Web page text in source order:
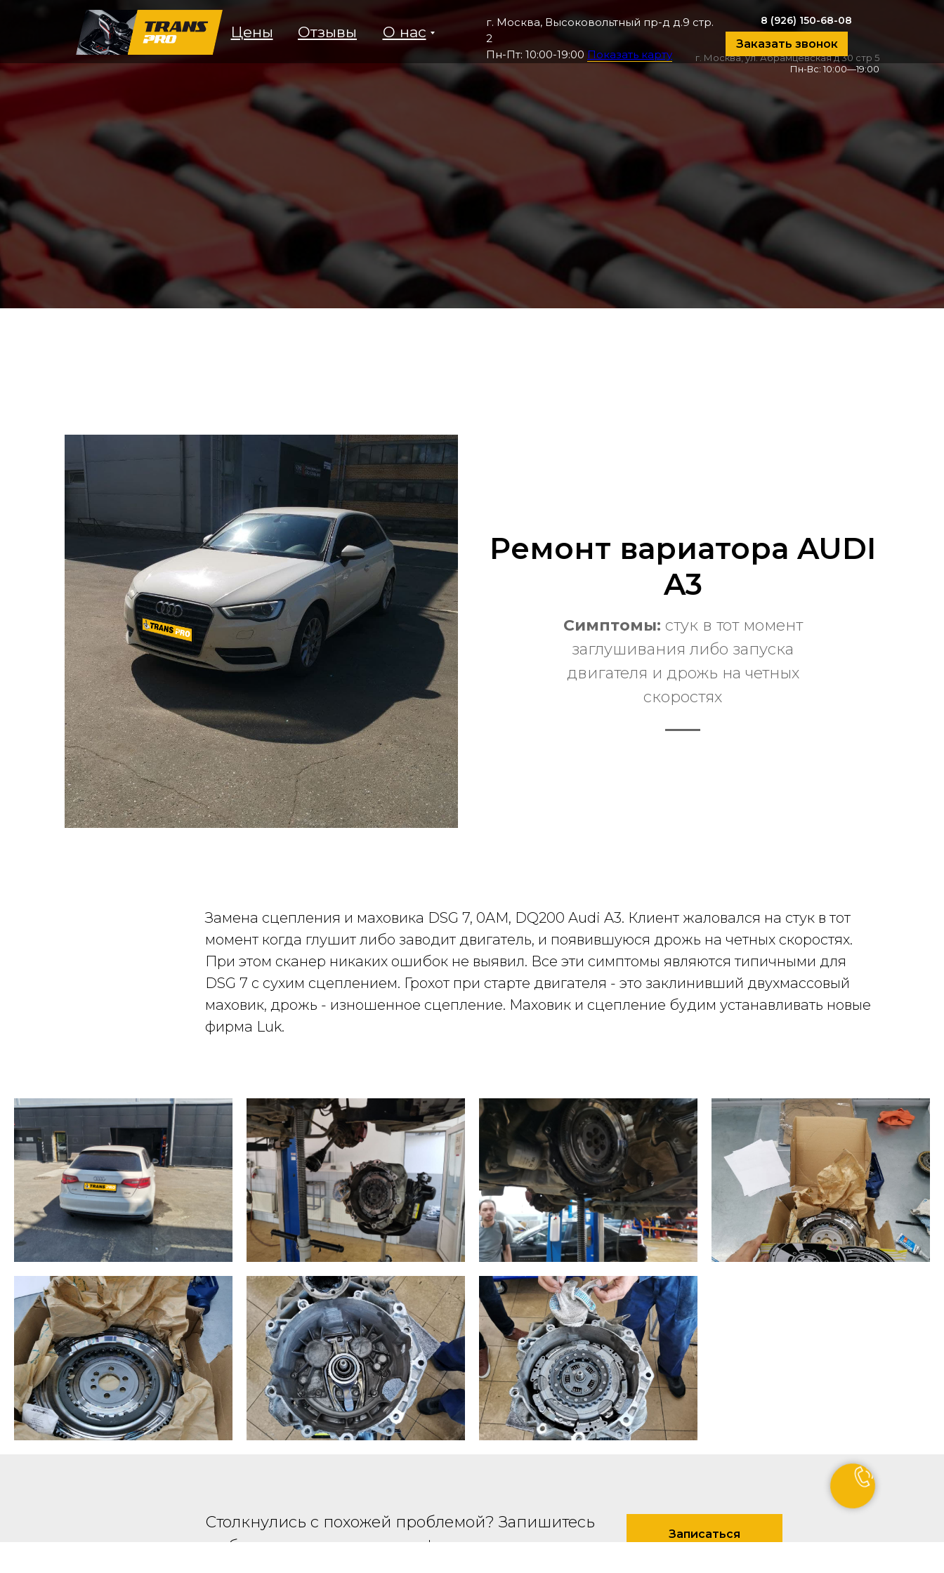
г. Москва, ул. Абрамцевская д 30 стр 5
Пн-Вс: 10:00—19:00
Цены Отзывы О нас
г. Москва, Высоковольтный пр-д д.9 стр.
2
Пн-Пт: 10:00-19:00 Показать карту
Заказать звонок
8 (926) 150-68-08
Ремонт вариатора AUDI
A3
Симптомы: стук в тот момент
заглушивания либо запуска
двигателя и дрожь на четных
скоростях
Замена сцепления и маховика DSG 7, 0AM, DQ200 Audi A3. Клиент жаловался на стук в тот
момент когда глушит либо заводит двигатель, и появившуюся дрожь на четных скоростях.
При этом сканер никаких ошибок не выявил. Все эти симптомы являются типичными для
DSG 7 с сухим сцеплением. Грохот при старте двигателя - это заклинивший двухмассовый
маховик, дрожь - изношенное сцепление. Маховик и сцепление будим устанавливать новые
фирма Luk.
Столкнулись с похожей проблемой? Запишитесь
на бесплатную диагностику!
Записаться